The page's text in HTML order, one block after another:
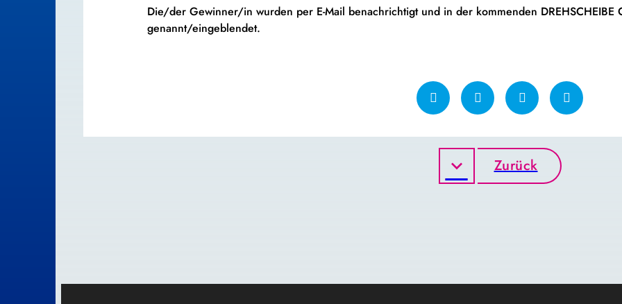
Die/der Gewinner/in wurden per E-Mail benachrichtigt und in der kommenden DREHSCHEIBE
genannt/eingeblendet.
Zurück